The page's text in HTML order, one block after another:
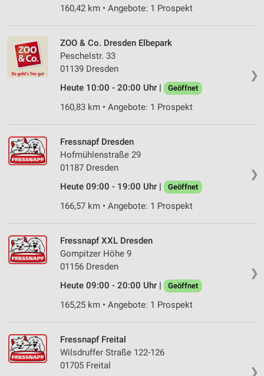
160,42 km • Angebote: 1 Prospekt
❯
ZOO & Co. Dresden Elbepark
Peschelstr. 33
01139 Dresden
Heute 10:00 - 20:00 Uhr |
Geöffnet
160,83 km • Angebote: 1 Prospekt
❯
Fressnapf Dresden
Hofmühlenstraße 29
01187 Dresden
Heute 09:00 - 19:00 Uhr |
Geöffnet
166,57 km • Angebote: 1 Prospekt
❯
Fressnapf XXL Dresden
Gompitzer Höhe 9
01156 Dresden
Heute 09:00 - 20:00 Uhr |
Geöffnet
165,25 km • Angebote: 1 Prospekt
❯
Fressnapf Freital
Wilsdruffer Straße 122-126
01705 Freital
IAB-Verarbeitungszwecke:
auf einem Endgerät
Verwendung reduzierter Daten zur Auswahl von
Werbeanzeigen
Erstellung von Profilen für personalisierte
personalisierter Werbung
Erstellung von Profilen zur Personalisierung
personalisierter Inhalte
Messung der Werbeleistung
Messung der Performance von Inhalten
Analyse von Zielgruppen durch Statistiken oder
Kombinationen von Daten aus verschiedenen
Verwendung reduzierter Daten zur Auswahl von
Inhalten